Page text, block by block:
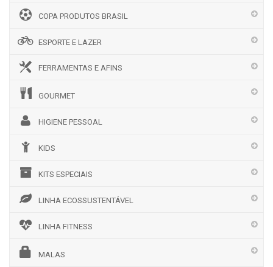
COPA PRODUTOS BRASIL
ESPORTE E LAZER
FERRAMENTAS E AFINS
GOURMET
HIGIENE PESSOAL
KIDS
KITS ESPECIAIS
LINHA ECOSSUSTENTÁVEL
LINHA FITNESS
MALAS